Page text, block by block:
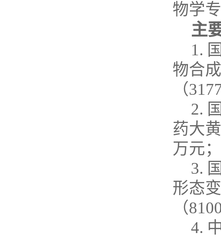
物学
主
1.
物合
（
2.
药大
万元；
3.
形态
（
4.